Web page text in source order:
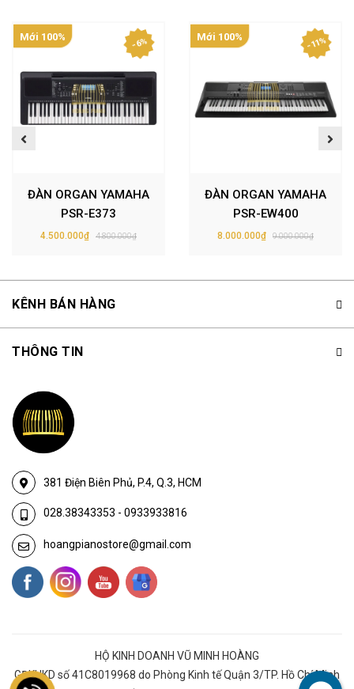
- 6%
Mới 100%
ĐÀN ORGAN YAMAHA
PSR-E373
4.500.000₫ 4.800.000₫
- 11%
Mới 100%
ĐÀN ORGAN YAMAHA
PSR-EW400
8.000.000₫ 9.000.000₫
KÊNH BÁN HÀNG
381 Điện Biên Phủ, P.4, Q.3, HCM
028.38343353 - 0933933816
hoangpianostore@gmail.com
THÔNG TIN
HỘ KINH DOANH VŨ MINH HOÀNG
GĐKHKD số 41C8019968 do Phòng Kinh tế Quận 3/TP. Hồ Chí Minh